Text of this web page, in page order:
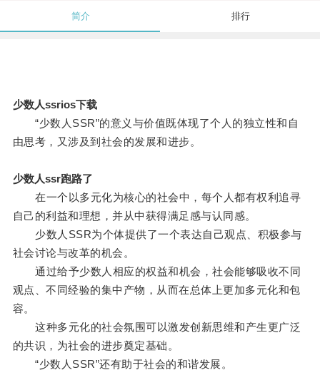
简介 排行
少数人ssrios下载
“少数人SSR”的意义与价值既体现了个人的独立性和自
由思考，又涉及到社会的发展和进步。
少数人ssr跑路了
在一个以多元化为核心的社会中，每个人都有权利追寻
自己的利益和理想，并从中获得满足感与认同感。
少数人SSR为个体提供了一个表达自己观点、积极参与
社会讨论与改革的机会。
通过给予少数人相应的权益和机会，社会能够吸收不同
观点、不同经验的集中产物，从而在总体上更加多元化和包
容。
这种多元化的社会氛围可以激发创新思维和产生更广泛
的共识，为社会的进步奠定基础。
“少数人SSR”还有助于社会的和谐发展。